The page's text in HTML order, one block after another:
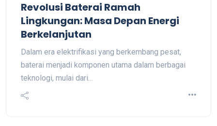
Revolusi Baterai Ramah
Lingkungan: Masa Depan Energi
Berkelanjutan
Dalam era elektrifikasi yang berkembang pesat,
baterai menjadi komponen utama dalam berbagai
teknologi, mulai dari…